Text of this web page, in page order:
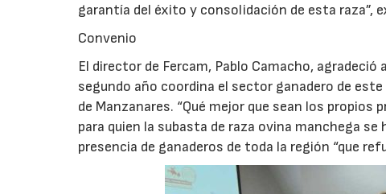
garantía del éxito y consolidación de esta raza”,
Convenio
El director de Fercam, Pablo Camacho, agradeció
segundo año coordina el sector ganadero de
de Manzanares. “Qué mejor que sean los propios
para quien la subasta de raza ovina manchega
presencia de ganaderos de toda la región “que